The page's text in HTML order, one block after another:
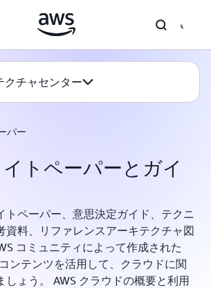
クチャセンター
パー
トペーパーとガイ
トペーパー、意思決定ガイド、テクニ
資料、リファレンスアーキテクチャ図
コミュニティによって作成された
ンテンツを活用して、クラウドに関
しょう。 AWS クラウドの概要と利用